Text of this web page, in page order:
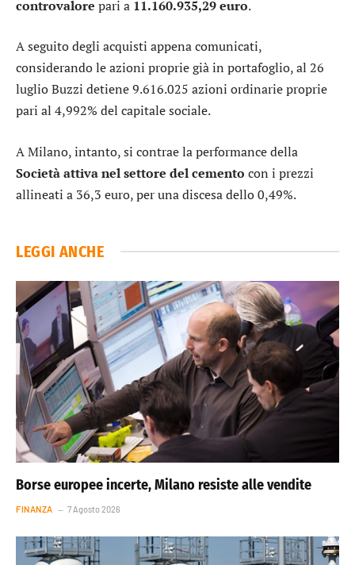
controvalore pari a 11.160.935,29 euro.
A seguito degli acquisti appena comunicati,
considerando le azioni proprie già in portafoglio, al 26
luglio Buzzi detiene 9.616.025 azioni ordinarie proprie
pari al 4,992% del capitale sociale.
A Milano, intanto, si contrae la performance della
Società attiva nel settore del cemento con i prezzi
allineati a 36,3 euro, per una discesa dello 0,49%.
LEGGI ANCHE
Borse europee incerte, Milano resiste alle vendite
FINANZA 7 Agosto 2026